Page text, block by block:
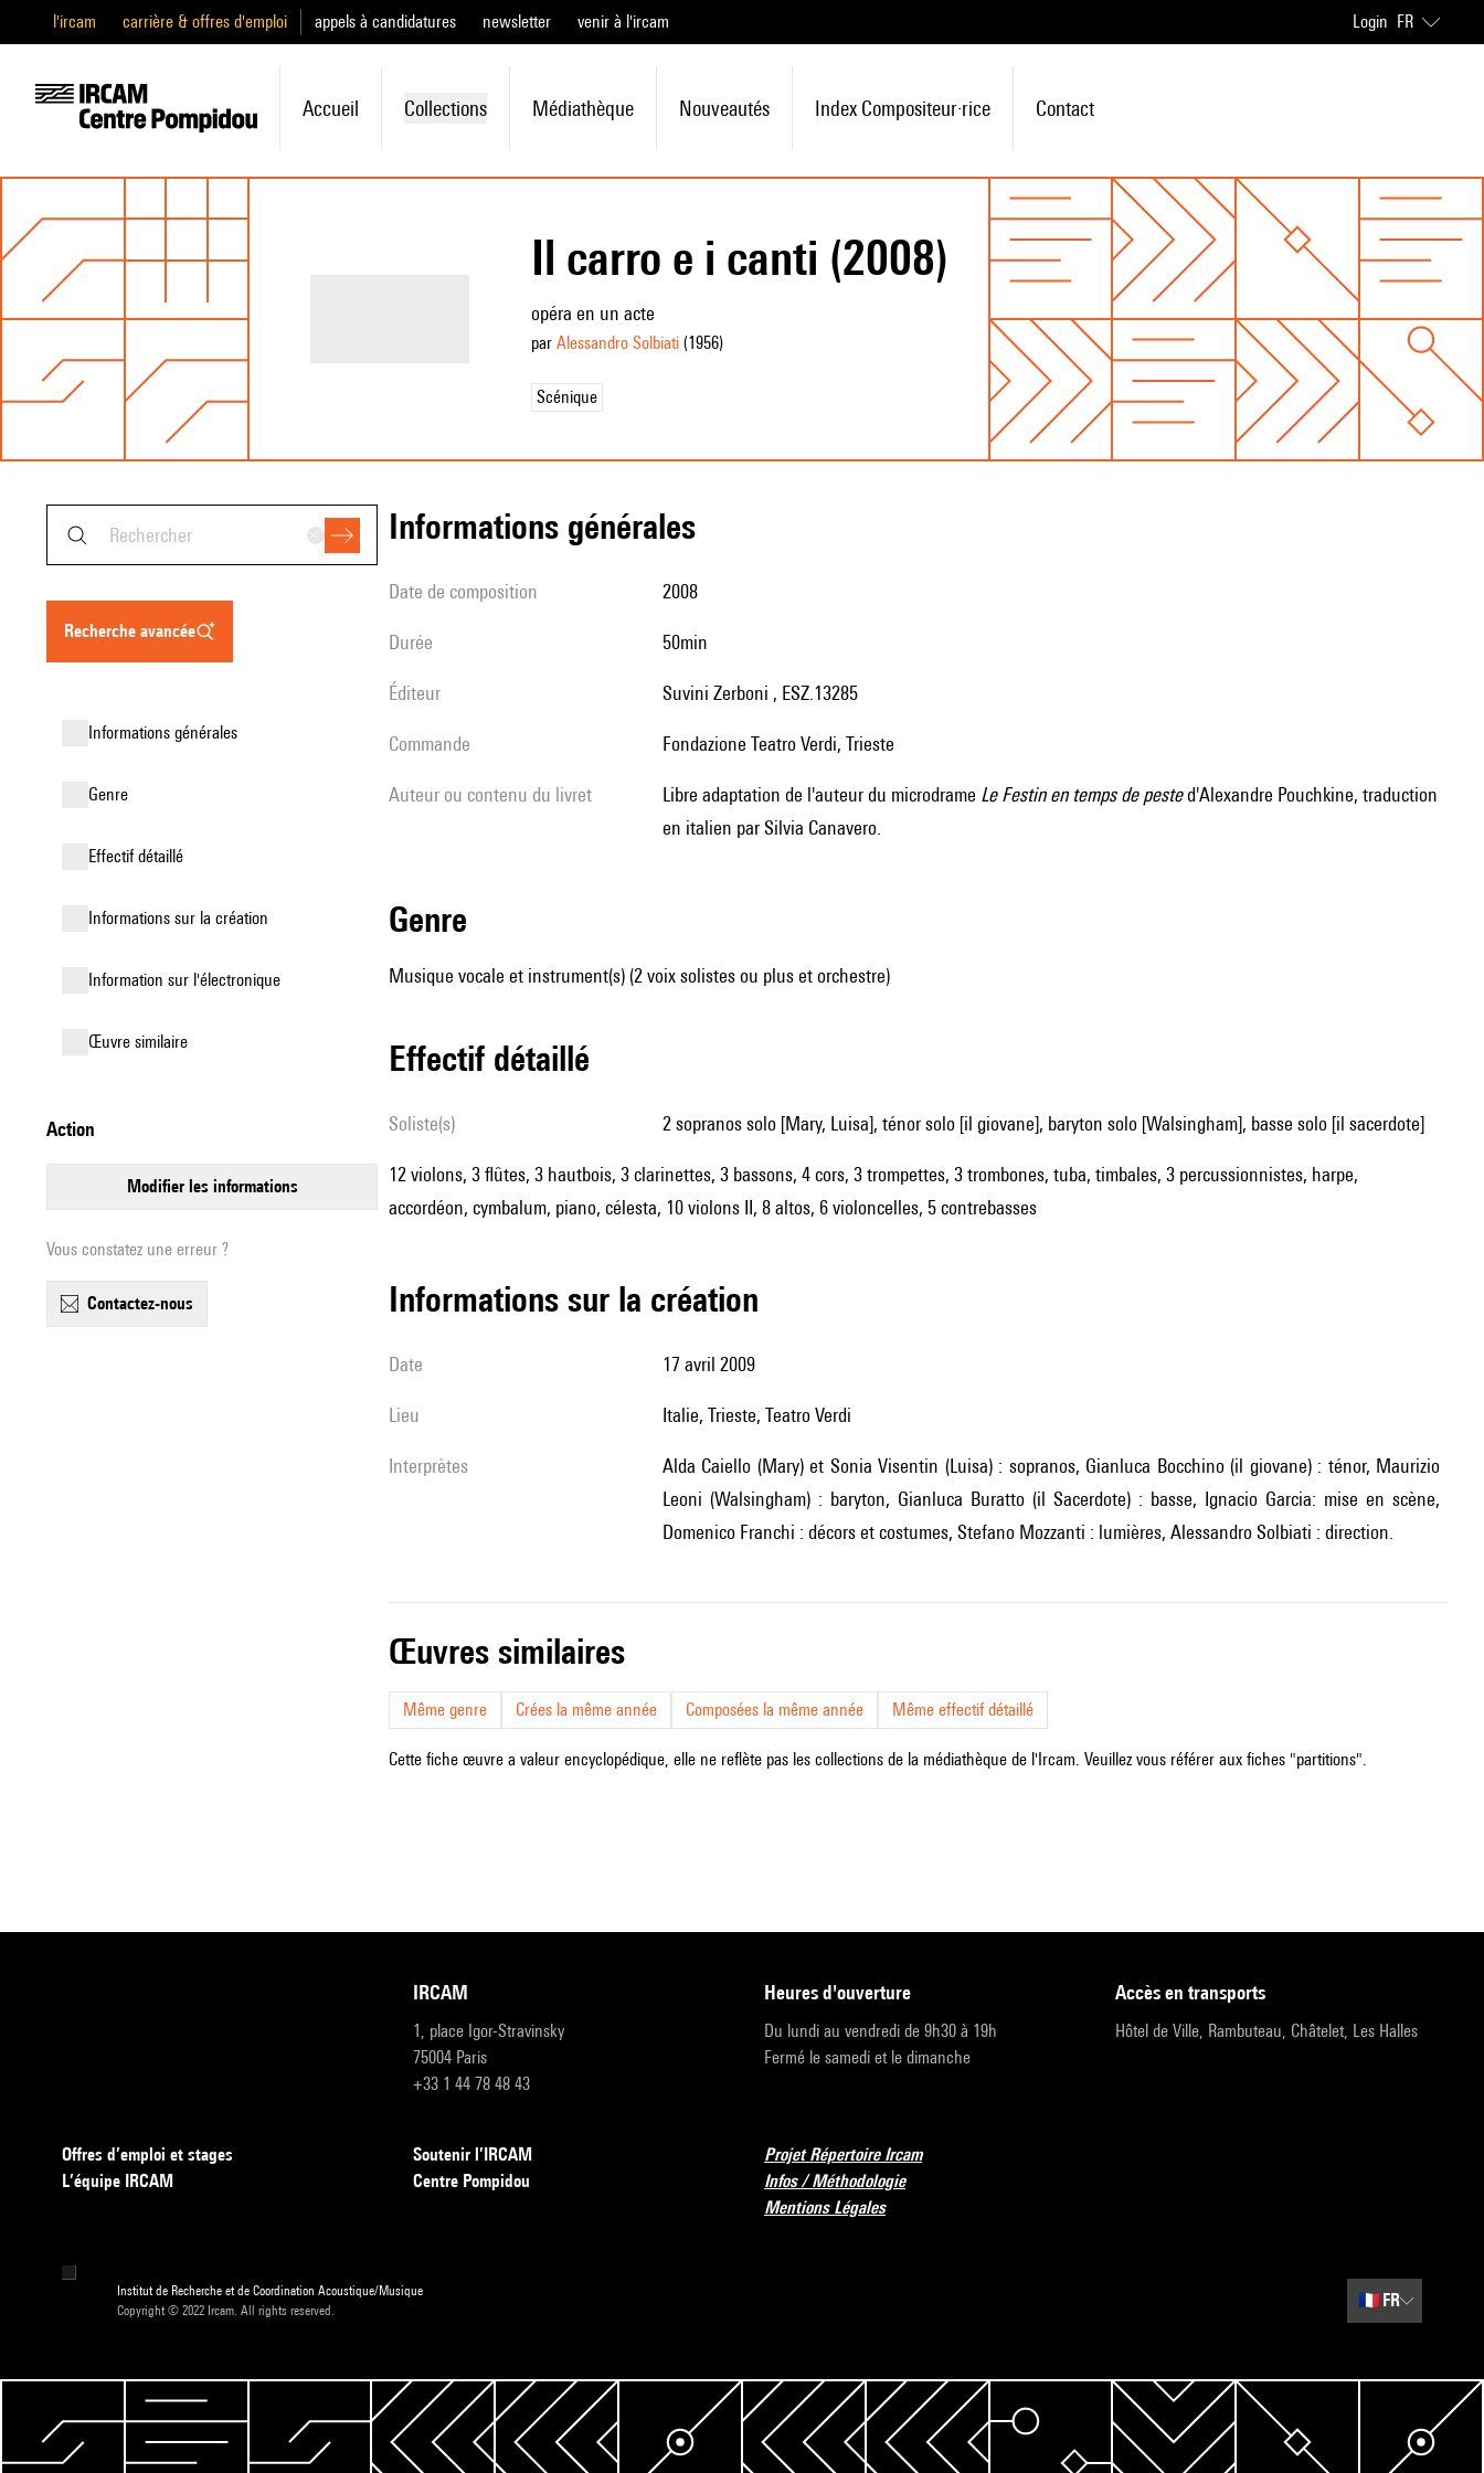
l'ircam carrière & offres d'emploi appels à candidatures newsletter venir à l'ircam Login FR
Accueil Collections Médiathèque Nouveautés Index Compositeur·rice Contact
Il carro e i canti (2008)
opéra en un acte
par Alessandro Solbiati(1956)
Scénique
recherche avancée
informations générales
genre
effectif détaillé
informations sur la création
Information sur l'électronique
œuvre similaire
action
modifier les informations
Vous constatez une erreur ?
contactez-nous
informations générales
date de composition 2008
durée 50min
éditeur Suvini Zerboni , ESZ.13285
Commande Fondazione Teatro Verdi, Trieste
Auteur ou contenu du livret libre adaptation de l'auteur du microdrame Le Festin en temps de pested'Alexandre Pouchkine, traduction
en italien par Silvia Canavero.
genre
Musique vocale et instrument(s) (2 voix solistes ou plus et orchestre)
effectif détaillé
Soliste(s) 2 sopranos solo [Mary, Luisa], ténor solo [il giovane], baryton solo [Walsingham], basse solo [il sacerdote]
12 violons, 3 flûtes, 3 hautbois, 3 clarinettes, 3 bassons, 4 cors, 3 trompettes, 3 trombones, tuba, timbales, 3 percussionnistes, harpe,
accordéon, cymbalum, piano, célesta, 10 violons II, 8 altos, 6 violoncelles, 5 contrebasses
informations sur la création
date 17 avril 2009
lieu Italie, Trieste, Teatro Verdi
interprètes
Alda Caiello (Mary) et Sonia Visentin (Luisa) : sopranos, Gianluca Bocchino (il giovane) : ténor, Maurizio
Leoni (Walsingham) : baryton, Gianluca Buratto (il Sacerdote) : basse, Ignacio Garcia: mise en scène,
Domenico Franchi : décors et costumes, Stefano Mozzanti : lumières, Alessandro Solbiati : direction.
œuvres similaires
Même genre Crées la même année Composées la même année Même effectif détaillé
Cette fiche œuvre a valeur encyclopédique, elle ne reflète pas les collections de la médiathèque de l'Ircam. Veuillez vous référer aux fiches "partitions".
IRCAM
1, place Igor-Stravinsky
75004 Paris
+33 1 44 78 48 43
heures d'ouverture
Du lundi au vendredi de 9h30 à 19h
Fermé le samedi et le dimanche
accès en transports
Hôtel de Ville, Rambuteau, Châtelet, Les Halles
Offres d’emploi et stages
L’équipe IRCAM
Soutenir l’IRCAM
Centre Pompidou
Projet Répertoire Ircam
Infos / Méthodologie
Mentions Légales
Institut de Recherche et de Coordination Acoustique/Musique
Copyright © 2022 Ircam. All rights reserved.
🇫🇷 FR